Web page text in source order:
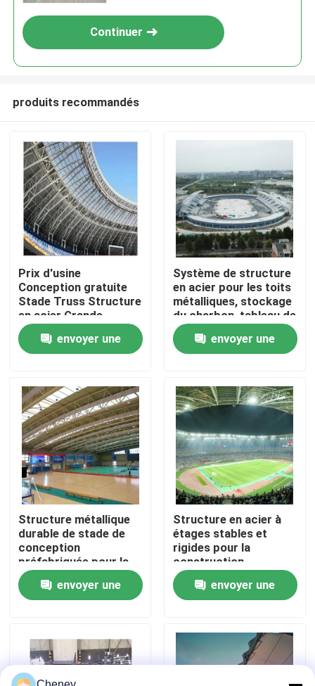
Maison
Produits
Visite d'usine
Contrôle de qualité
Contactez-nous
Nouvelles
Cas
Botte de cadre de l'espace
Continuer
produits recommandés
Prix d'usine
Conception gratuite
Stade Truss Structure
en acier Grande
portée ISO GB
envoyer une
Système de structure
en acier pour les toits
métalliques, stockage
du charbon, tableau de
données des
soudeuses
automatiques
envoyer une
Structure métallique
durable de stade de
conception
préfabriquée pour la
grande envergure
envoyer une
Structure en acier à
étages stables et
rigides pour la
construction
d'entrepôts de
charbonenvoyer une